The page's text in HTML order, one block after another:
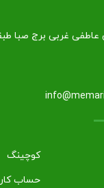
غربی برج صبا طبقه ۷
کوچینگ
حساب